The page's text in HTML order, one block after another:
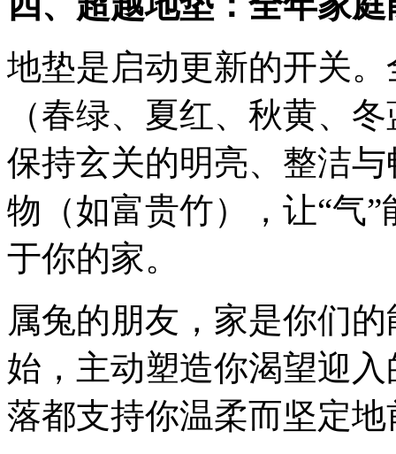
地垫是启动更新的开关
（春绿、夏红、秋黄、
保持玄关的明亮、整洁
物（如富贵竹），让“气
于你的家。
属兔的朋友，家是你们
始，主动塑造你渴望迎
落都支持你温柔而坚定地